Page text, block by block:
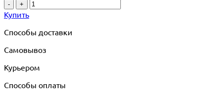
- +
Купить
Способы доставки
Самовывоз
Курьером
Способы оплаты